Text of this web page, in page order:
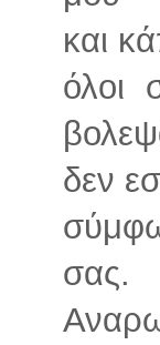
και
όλοι
δεν
σας.